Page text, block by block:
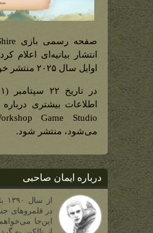
انتشار بیانیه‌ای اعلام
اوایل سال ۲۰۲۵ منتشر خواهد شد.
اطلاعات بیشتری
می‌شود، منتشر شود.
درباره ایمان صاحبی
در قلمروهای
این‌جا